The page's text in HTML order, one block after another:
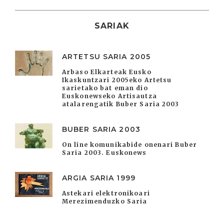
SARIAK
ARTETSU SARIA 2005
Arbaso Elkarteak Eusko
Ikaskuntzari 2005eko Artetsu
sarietako bat eman dio
Euskonewseko Artisautza
atalarengatik Buber Saria 2003
BUBER SARIA 2003
On line komunikabide onenari Buber
Saria 2003. Euskonews
ARGIA SARIA 1999
Astekari elektronikoari
Merezimenduzko Saria